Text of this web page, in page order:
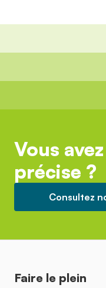
Vous
précise ?
Consultez
Faire le plein